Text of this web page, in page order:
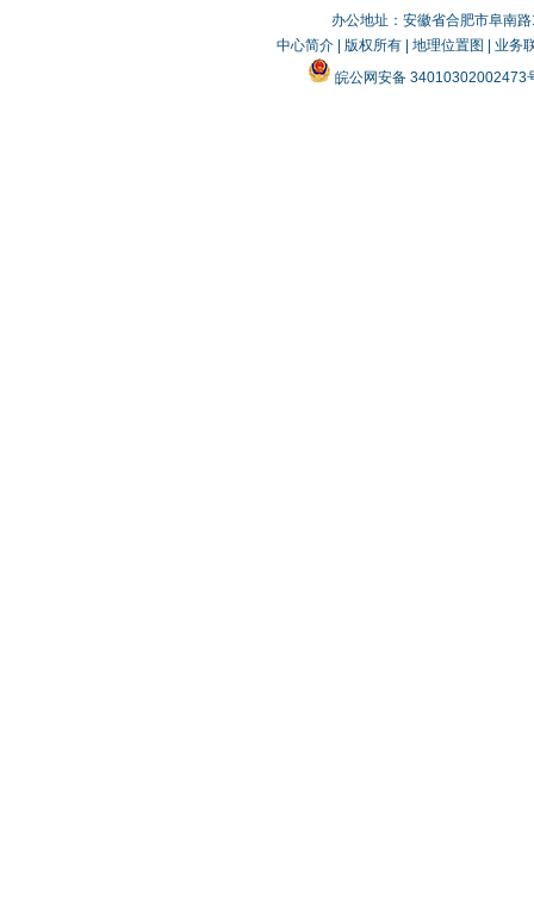
办公地址：安徽省合肥市阜南
中心简介| 版权所有| 地理位置图
业务
皖公网安备 34010302002473